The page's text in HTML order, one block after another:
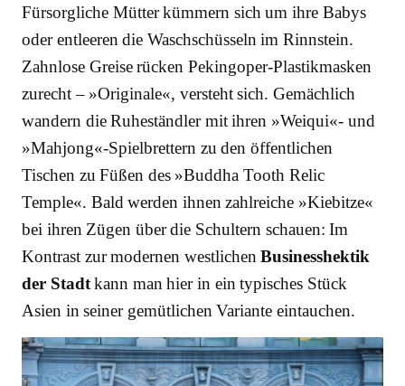
Fürsorgliche Mütter kümmern sich um ihre Babys
oder entleeren die Waschschüsseln im Rinnstein.
Zahnlose Greise rücken Pekingoper-Plastikmasken
zurecht – »Originale«, versteht sich. Gemächlich
wandern die Ruheständler mit ihren »Weiqui«- und
»Mahjong«-Spielbrettern zu den öffentlichen
Tischen zu Füßen des »Buddha Tooth Relic
Temple«. Bald werden ihnen zahlreiche »Kiebitze«
bei ihren Zügen über die Schultern schauen: Im
Kontrast zur modernen westlichenBusinesshektik
der Stadtkann man hier in ein typisches Stück
Asien in seiner gemütlichen Variante eintauchen.